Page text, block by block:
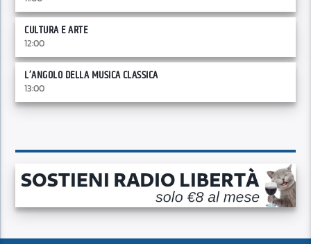
CULTURA E ARTE
12:00
L’ANGOLO DELLA MUSICA CLASSICA
13:00